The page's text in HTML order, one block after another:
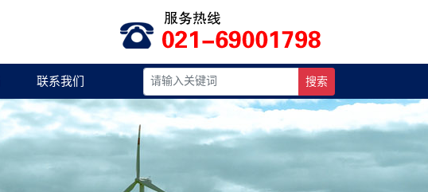
联系我们 搜索